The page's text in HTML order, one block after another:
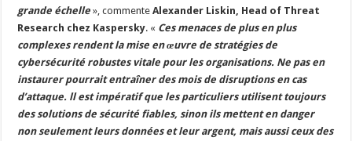
grande échelle », commenteAlexander Liskin, Head of Threat
Research chez Kaspersky. « Ces menaces de plus en plus
complexes rendent la mise en œuvre de stratégies de
cybersécurité robustes vitale pour les organisations. Ne pas en
instaurer pourrait entraîner des mois de disruptions en cas
d’attaque. ll est impératif que les particuliers utilisent toujours
des solutions de sécurité fiables, sinon ils mettent en danger
non seulement leurs données et leur argent, mais aussi ceux des